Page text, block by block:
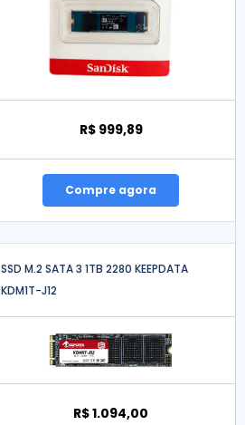
R$ 999,89
Compre agora
SSD M.2 SATA 3 1TB 2280 KEEPDATA
KDM1T-J12
R$ 1.094,00